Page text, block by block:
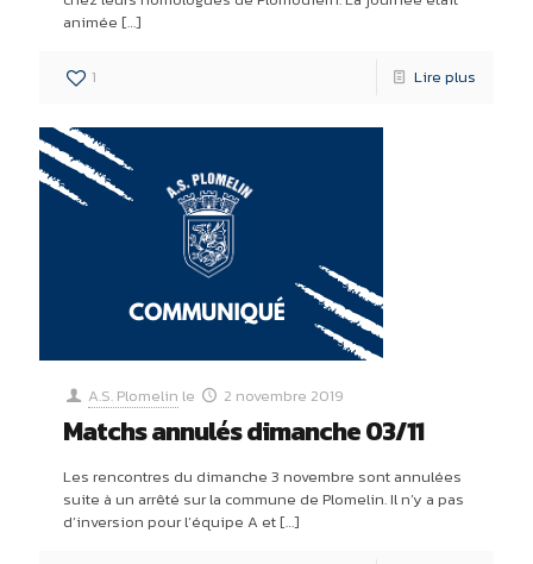
animée […]
1 Lire plus
A.S. Plomelin le 2 novembre 2019
Matchs annulés dimanche 03/11
Les rencontres du dimanche 3 novembre sont annulées
suite à un arrêté sur la commune de Plomelin. Il n’y a pas
d’inversion pour l’équipe A et […]